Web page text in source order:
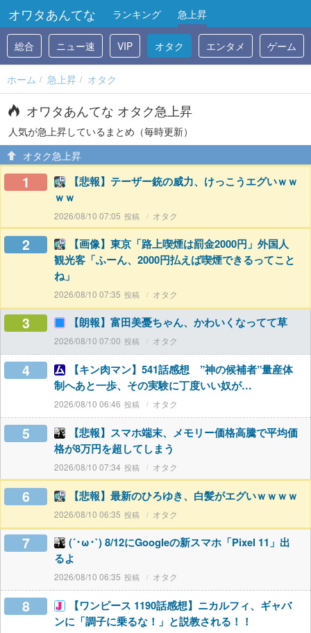
オワタあんてな ランキング 急上昇
総合 ニュー速 VIP オタク エンタメ ゲーム
ホーム 急上昇 オタク
オワタあんてな オタク急上昇
人気が急上昇しているまとめ（毎時更新）
オタク急上昇
1
【悲報】テーザー銃の威力、けっこうエグいｗｗ
ｗｗ
2026/08/10 07:05 オタク
2
【画像】東京「路上喫煙は罰金2000円」外国人
観光客「ふーん、2000円払えば喫煙できるってこと
ね」
2026/08/10 07:35 オタク
3 【朗報】富田美憂ちゃん、かわいくなってて草
2026/08/10 07:00 オタク
4
【キン肉マン】541話感想 ”神の候補者”量産体
制へあと一歩、その実験に丁度いい奴が…
2026/08/10 06:46 オタク
5
【悲報】スマホ端末、メモリー価格高騰で平均価
格が8万円を超してしまう
2026/08/10 07:34 オタク
6 【悲報】最新のひろゆき、白髪がエグいｗｗｗｗ
2026/08/10 06:35 オタク
7
(´･ω･`) 8/12にGoogleの新スマホ「Pixel 11」出
るよ
2026/08/10 06:35 オタク
8
【ワンピース 1190話感想】ニカルフィ、ギャバ
ンに「調子に乗るな！」と説教される！！